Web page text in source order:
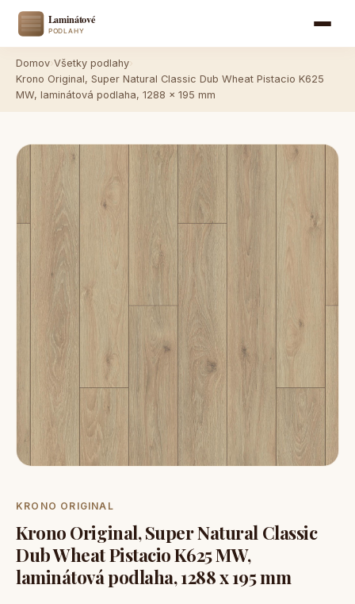
Domov Všetky podlahy
Krono Original, Super Natural Classic Dub Wheat Pistacio K625
MW, laminátová podlaha, 1288 x 195 mm
KRONO ORIGINAL
Krono Original, Super Natural Classic
Dub Wheat Pistacio K625 MW,
laminátová podlaha, 1288 x 195 mm